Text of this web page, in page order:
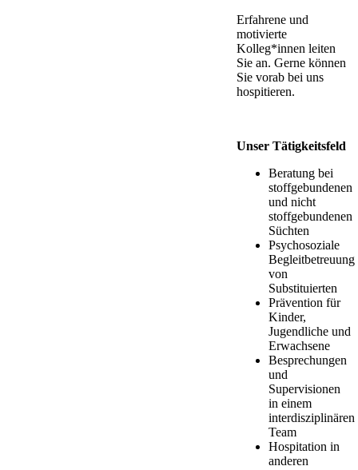
Erfahrene und
motivierte
Kolleg*innen leiten
Sie an. Gerne können
Sie vorab bei uns
hospitieren.
Unser Tätigkeitsfeld
Beratung bei
stoffgebundenen
und nicht
stoffgebundenen
Süchten
Psychosoziale
Begleitbetreuung
von
Substituierten
Prävention für
Kinder,
Jugendliche und
Erwachsene
Besprechungen
und
Supervisionen
in einem
interdisziplinären
Team
Hospitation in
anderen